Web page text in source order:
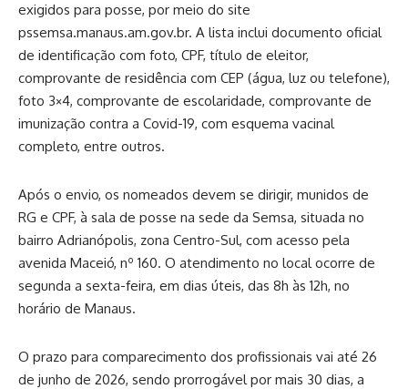
exigidos para posse, por meio do site
pssemsa.manaus.am.gov.br. A lista inclui documento oficial
de identificação com foto, CPF, título de eleitor,
comprovante de residência com CEP (água, luz ou telefone),
foto 3×4, comprovante de escolaridade, comprovante de
imunização contra a Covid-19, com esquema vacinal
completo, entre outros.
Após o envio, os nomeados devem se dirigir, munidos de
RG e CPF, à sala de posse na sede da Semsa, situada no
bairro Adrianópolis, zona Centro-Sul, com acesso pela
avenida Maceió, nº 160. O atendimento no local ocorre de
segunda a sexta-feira, em dias úteis, das 8h às 12h, no
horário de Manaus.
O prazo para comparecimento dos profissionais vai até 26
de junho de 2026, sendo prorrogável por mais 30 dias, a